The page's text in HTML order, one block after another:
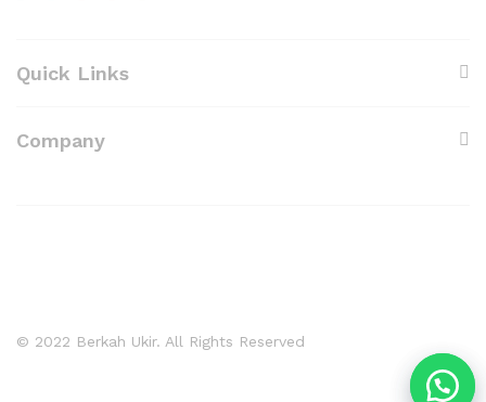
Quick Links
Company
© 2022 Berkah Ukir. All Rights Reserved